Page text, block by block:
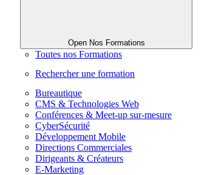
Open Nos Formations
Toutes nos Formations
Rechercher une formation
Bureautique
CMS & Technologies Web
Conférences & Meet-up sur-mesure
CyberSécurité
Développement Mobile
Directions Commerciales
Dirigeants & Créateurs
E-Marketing